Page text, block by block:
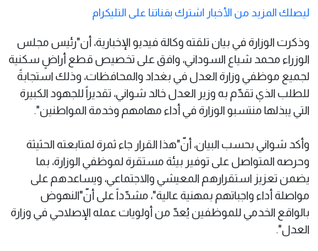
ليصلك المزيد من الأخبار اشترك بقناتنا على التليكرام
وذكرت الوزارة في بيان تلقته وكالة فيديو الإخبارية، أن"رئيس مجلس
الوزراء محمد شياع السوداني، وافق على تخصيص قطع أراضٍ سكنية
لجميع موظفي وزارة العدل في بغداد والمحافظات، وذلك استجابةً
للطلب الذي تقدّم به وزير العدل خالد شواني، تقديراً للجهود الكبيرة
التي يبذلها منتسبو الوزارة في أداء مهامهم وخدمة المواطنين".
وأكد شواني بحسب البيان، أنّ"هذا القرار جاء ثمرة لمتابعته الحثيثة
وحرصه المتواصل على توفير بيئة مستقرة لموظفي الوزارة، بما
يضمن تعزيز استقرارهم المعيشي والاجتماعي، ويساعدهم على
مواصلة أداء واجباتهم بمهنية عالية"، مشدّداً على أنّ"النهوض
بالواقع الخدمي للموظفين يُعدّ من أولويات عمله الإصلاحي في وزارة
العدل".